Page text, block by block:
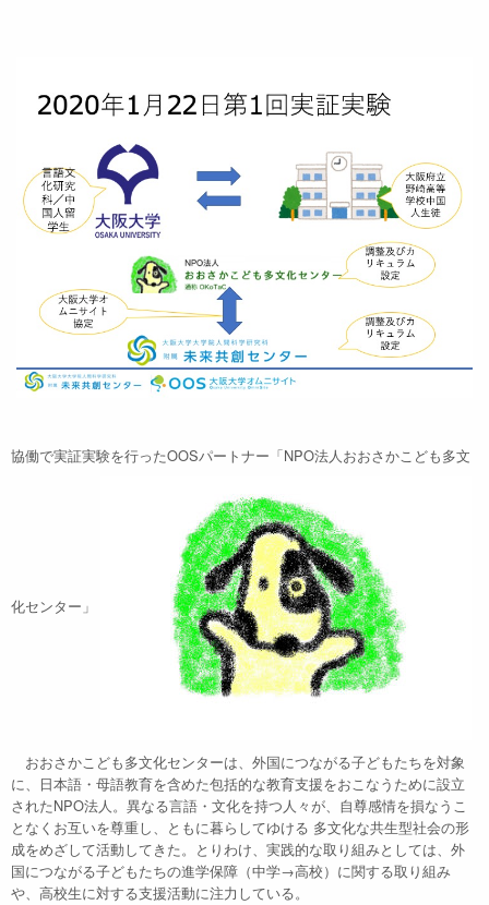
協働で実証実験を行ったOOSパートナー「NPO法人おおさかこども多文
化センター」
おおさかこども多文化センターは、外国につながる子どもたちを対象
に、日本語・母語教育を含めた包括的な教育支援をおこなうために設立
されたNPO法人。異なる言語・文化を持つ人々が、自尊感情を損なうこ
となくお互いを尊重し、ともに暮らしてゆける 多文化な共生型社会の形
成をめざして活動してきた。とりわけ、実践的な取り組みとしては、外
国につながる子どもたちの進学保障（中学→高校）に関する取り組み
や、高校生に対する支援活動に注力している。